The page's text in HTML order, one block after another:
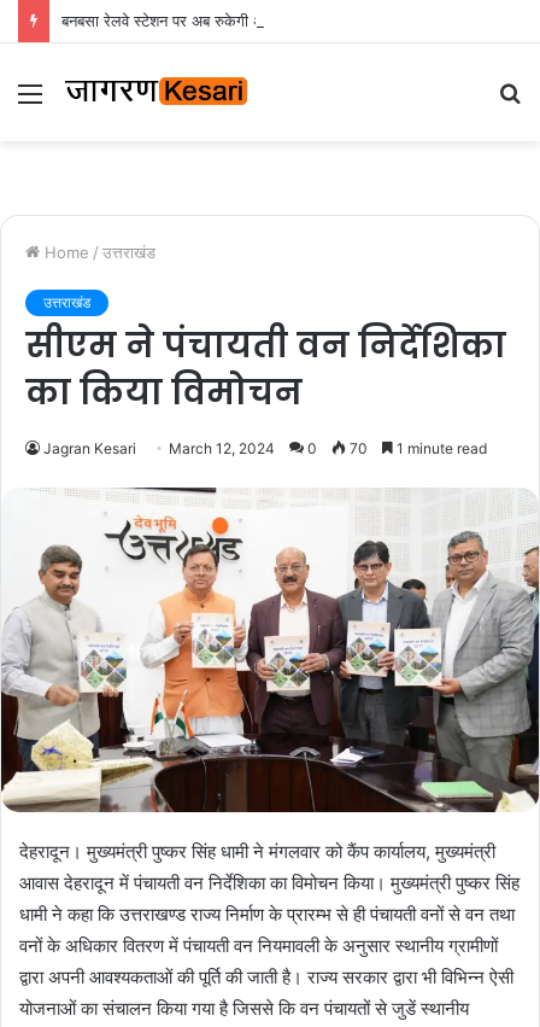
Menu
Home / उत्तराखंड
उत्तराखंड
सीएम ने पंचायती वन निर्देशिका
का किया विमोचन
Jagran Kesari March 12, 2024 0 70 1 minute read
देहरादून। मुख्यमंत्री पुष्कर सिंह धामी ने मंगलवार को कैंप कार्यालय, मुख्यमंत्री
आवास देहरादून में पंचायती वन निर्देशिका का विमोचन किया। मुख्यमंत्री पुष्कर सिंह
धामी ने कहा कि उत्तराखण्ड राज्य निर्माण के प्रारम्भ से ही पंचायती वनों से वन तथा
वनों के अधिकार वितरण में पंचायती वन नियमावली के अनुसार स्थानीय ग्रामीणों
द्वारा अपनी आवश्यकताओं की पूर्ति की जाती है। राज्य सरकार द्वारा भी विभिन्न ऐसी
योजनाओं का संचालन किया गया है जिससे कि वन पंचायतों से जुडें स्थानीय